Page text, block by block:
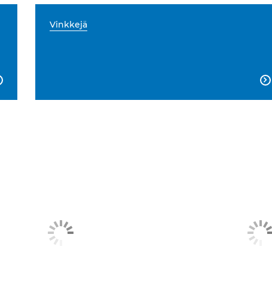
Vinkkejä
